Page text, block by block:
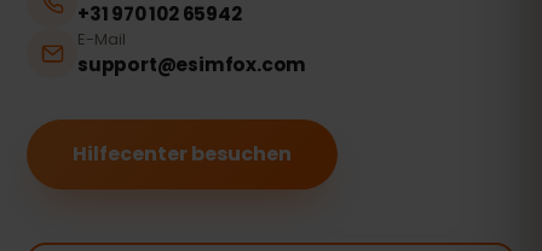
+31 970 102 65942
E-Mail
support@esimfox.com
Hilfecenter besuchen